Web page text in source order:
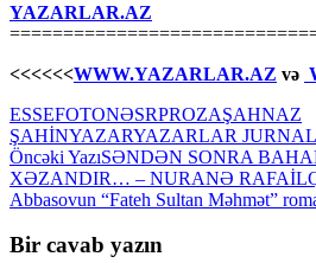
YAZARLAR.AZ
<<<<<<WWW.YAZARLAR.AZ və
ESSEFOTONƏSRPROZAŞAHNAZ
ŞAHİNYAZARYAZARLAR
Yazılar
üzrə
Öncəki YazıSƏNDƏN SONRA
XƏZANDIR… – NURANƏ
Abbasovun “Fateh Sultan Məhmət”
Bir cavab yazın